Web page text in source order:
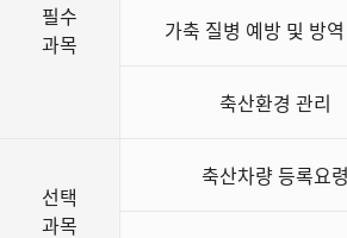
필수
과목
가축 질병 예방 및 방
축산환경 관리
선택
과목
축산차량 등록요령